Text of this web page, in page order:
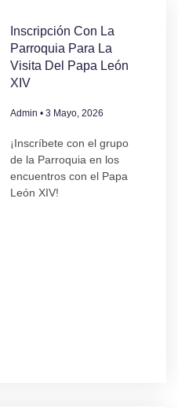
Inscripción Con La
Parroquia Para La
Visita Del Papa León
XIV
Admin 3 Mayo, 2026
¡Inscríbete con el grupo
de la Parroquia en los
encuentros con el Papa
León XIV!